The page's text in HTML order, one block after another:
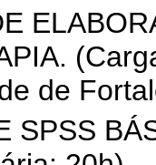
de
SPSS